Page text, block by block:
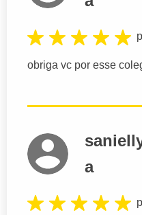
obriga vc por esse
a